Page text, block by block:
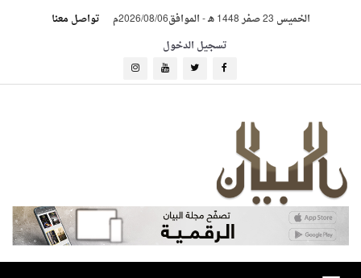
الخميس 23 صفر 1448 هـ -الموافق2026/08/06م
تواصل معنا
تسجيل الدخول